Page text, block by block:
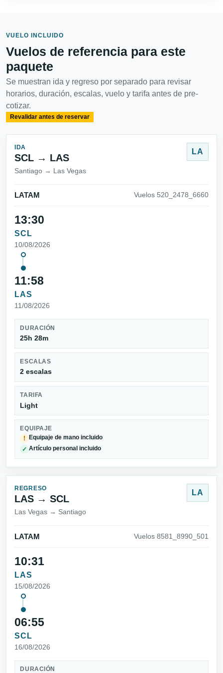
VUELO INCLUIDO
Vuelos de referencia para este
paquete
Se muestran ida y regreso por separado para revisar
horarios, duración, escalas, vuelo y tarifa antes de pre-
cotizar.
Revalidar antes de reservar
IDA
SCL → LAS
Santiago → Las Vegas
LA
LATAM Vuelos 520_2478_6660
13:30
SCL
10/08/2026
11:58
LAS
11/08/2026
DURACIÓN
25h 28m
ESCALAS
2 escalas
TARIFA
Light
EQUIPAJE
!
Equipaje de mano incluido
✓ Artículo personal incluido
REGRESO
LAS → SCL
Las Vegas → Santiago
LA
LATAM Vuelos 8581_8990_501
10:31
LAS
15/08/2026
06:55
SCL
16/08/2026
DURACIÓN